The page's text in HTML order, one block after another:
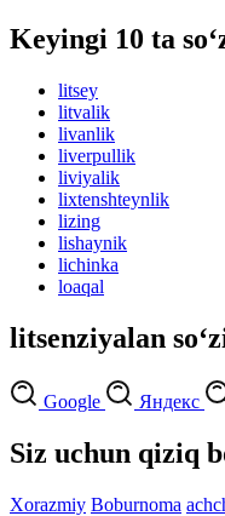
Keyingi 10 ta
litsey
litvalik
livanlik
liverpullik
liviyalik
lixtenshteynlik
lizing
lishaynik
lichinka
loaqal
litsenziyalan
Google Яндекс
Siz uchun qiziq
Xorazmiy Boburnoma